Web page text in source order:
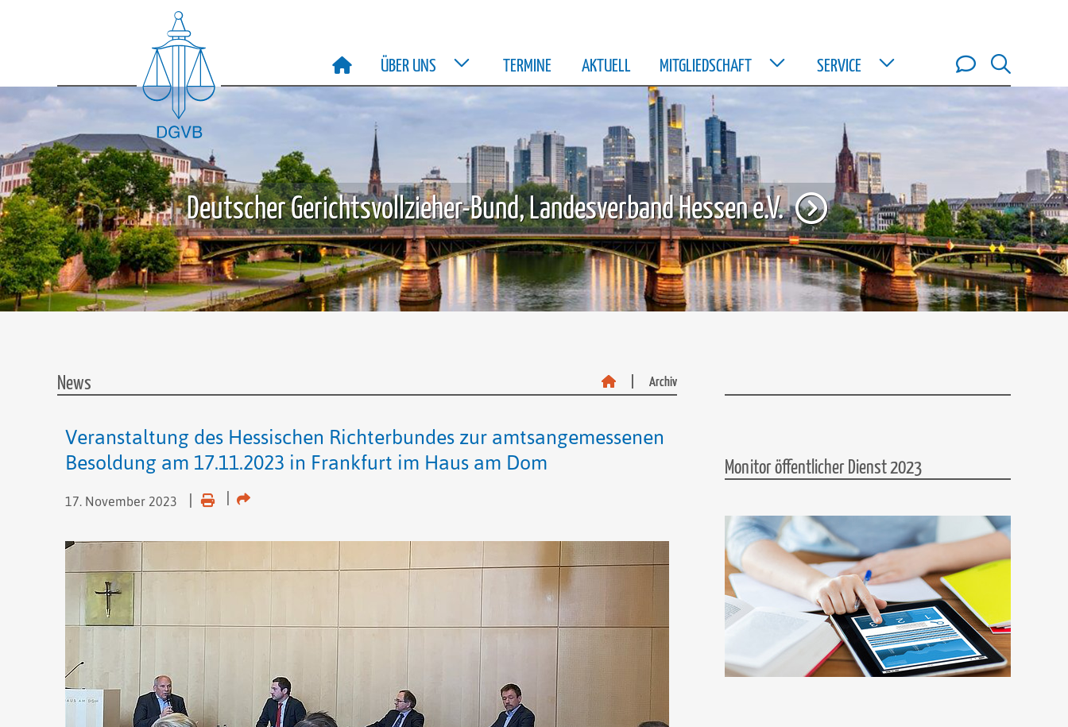
ÜBER UNS TERMINE AKTUELL MITGLIEDSCHAFT SERVICE
Deutscher Gerichtsvollzieher-Bund, Landesverband Hessen e.V.
Archiv
News Archiv
Veranstaltung des Hessischen Richterbundes zur amtsangemessenen
Besoldung am 17.11.2023 in Frankfurt im Haus am Dom
17. November 2023
Monitor öffentlicher Dienst 2023